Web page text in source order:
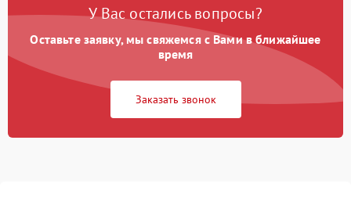
Проблемы с блоком
1800 ₽ Подробнее →
Не завершает программу Подробнее →
1500 ₽ Подробнее →
У Вас остались вопросы?
Оставьте заявку, мы свяжемся с Вами в ближайшее
время
Заказать звонок